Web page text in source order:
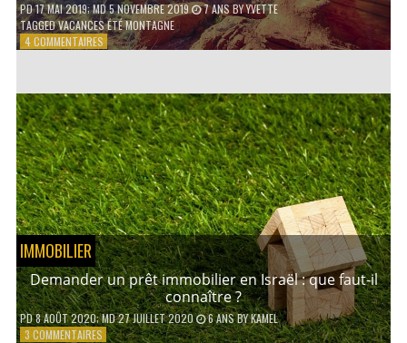
PD17 MAI 2019; MD 5 NOVEMBRE 2019 7 ANSBYYVETTE
TAGGEDVACANCES ÉTÉ MONTAGNE
4 COMMENTAIRESSUR
LA
MONTAGNE :
QUELLES
ACTIVITÉS
PRATIQUER
EN
FAMILLE ?
IMMOBILIER
Demander un prêt immobilier en Israël : que faut-il
connaître ?
PD8 AOÛT 2020; MD 27 JUILLET 2020 6 ANSBYKAMEL
3 COMMENTAIRESSUR